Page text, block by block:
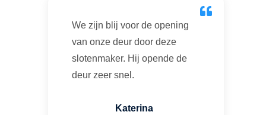
We zijn blij voor de opening
van onze deur door deze
slotenmaker. Hij opende de
deur zeer snel.
Katerina